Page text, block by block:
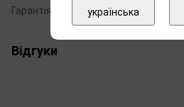
Гарантія
12 місяців
Відгуки
українська